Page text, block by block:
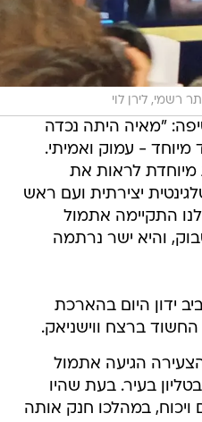
רשמי, לירן לוי
"מאיה היתה נכדה
- עמוק ואמיתי.
מיוחדת לראות את
יצירתית ועם ראש
התקיימה אתמול
והיא ישר נרתמה
ידון היום בהארכת
הגיעה אתמול
בעיר. בעת שהיו
ויכוח, במהלכו חנק אותה